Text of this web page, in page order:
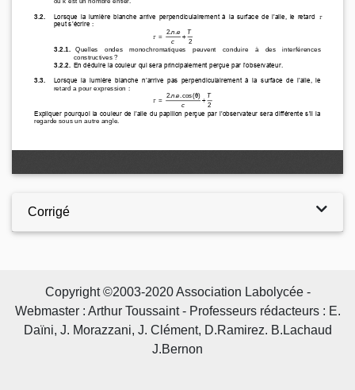
Corrigé
Copyright ©2003-2020 Association Labolycée -
Webmaster : Arthur Toussaint - Professeurs rédacteurs : E.
Daïni, J. Morazzani, J. Clément, D.Ramirez. B.Lachaud
J.Bernon